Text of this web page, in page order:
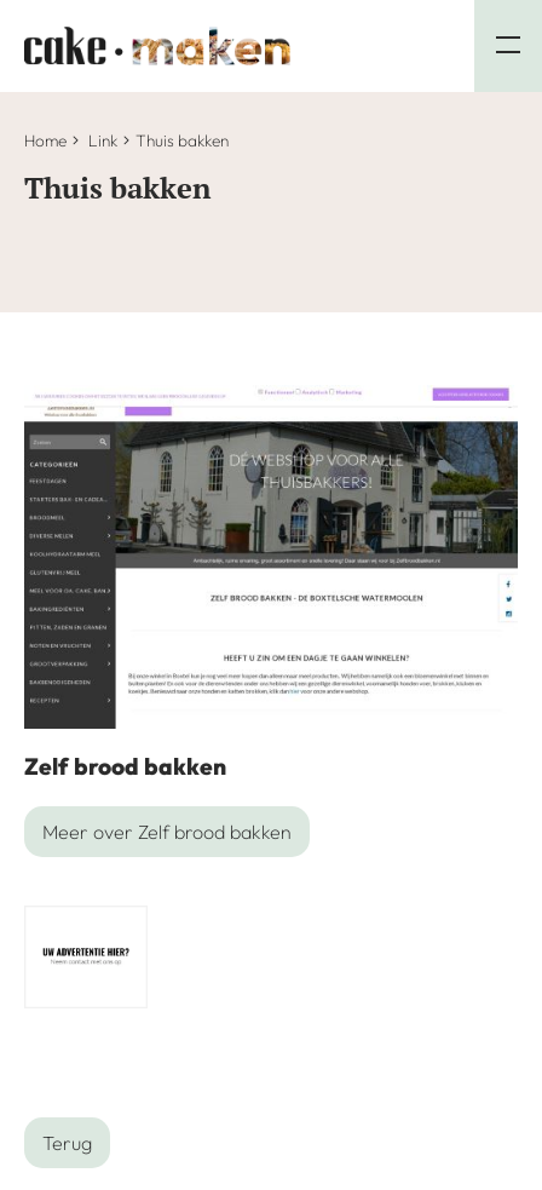
Home Link Thuis bakken
Thuis bakken
Zelf brood bakken
Meer over Zelf brood bakken
Terug